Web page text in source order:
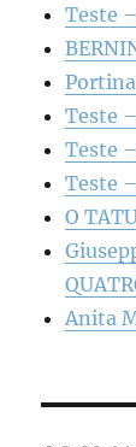
Teste
Teste –
Teste
Teste
O
Anita